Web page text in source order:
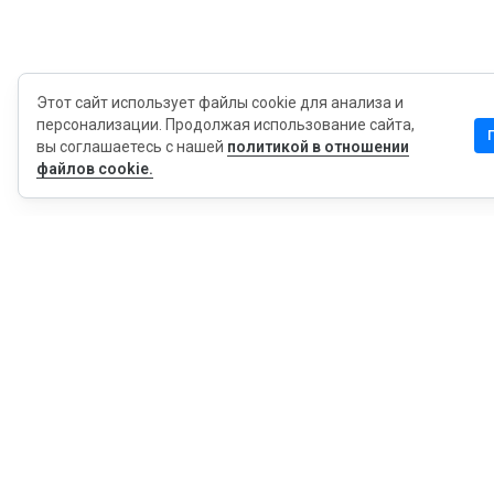
Этот сайт использует файлы cookie для анализа и
персонализации. Продолжая использование сайта,
вы соглашаетесь с нашей политикой в отношении
файлов cookie.